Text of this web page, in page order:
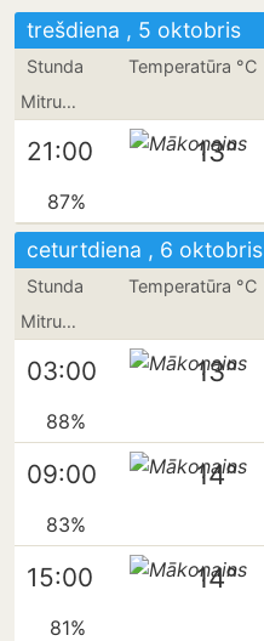
trešdiena , 5 oktobris
Stunda Temperatūra °C
Mitrums
21:00 13°
87%
ceturtdiena , 6 oktobris
Stunda Temperatūra °C
Mitrums
03:00 13°
88%
09:00 14°
83%
15:00 14°
81%